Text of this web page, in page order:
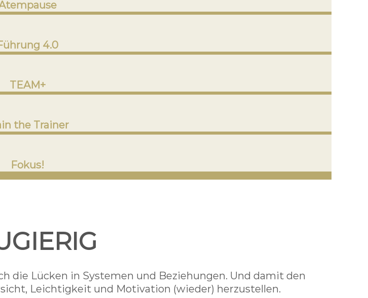
4.0
TEAM+
the Trainer
Fokus!
die Lücken in Systemen und Beziehungen. Und damit den
Leichtigkeit und Motivation (wieder) herzustellen.